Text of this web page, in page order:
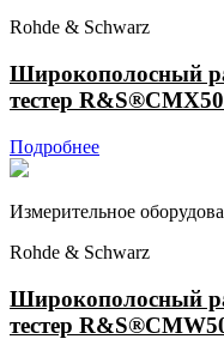
Rohde & Schwarz
Широкополосный
тестер
Подробнее
Измерительное
Rohde & Schwarz
Широкополосный
тестер